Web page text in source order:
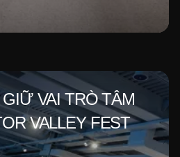
VAI TRÒ TÂM
VALLEY FEST